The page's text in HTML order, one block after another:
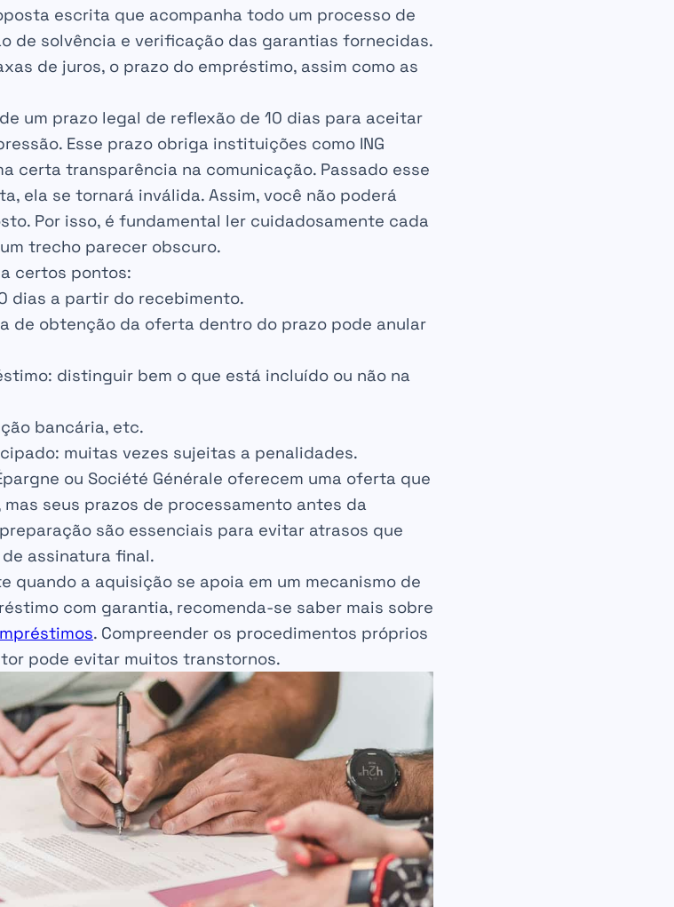
escrita que acompanha todo um processo de
de solvência e verificação das garantias fornecidas.
de juros, o prazo do empréstimo, assim como as
um prazo legal de reflexão de 10 dias para aceitar
Esse prazo obriga instituições como ING
certa transparência na comunicação. Passado esse
ela se tornará inválida. Assim, você não poderá
Por isso, é fundamental ler cuidadosamente cada
trecho parecer obscuro.
certos pontos:
dias a partir do recebimento.
de obtenção da oferta dentro do prazo pode anular
: distinguir bem o que está incluído ou não na
bancária, etc.
: muitas vezes sujeitas a penalidades.
ou Société Générale oferecem uma oferta que
seus prazos de processamento antes da
são essenciais para evitar atrasos que
assinatura final.
quando a aquisição se apoia em um mecanismo de
com garantia, recomenda-se saber mais sobre
. Compreender os procedimentos próprios
pode evitar muitos transtornos.